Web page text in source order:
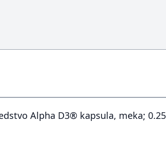
Alpha D3® kapsula, meka;